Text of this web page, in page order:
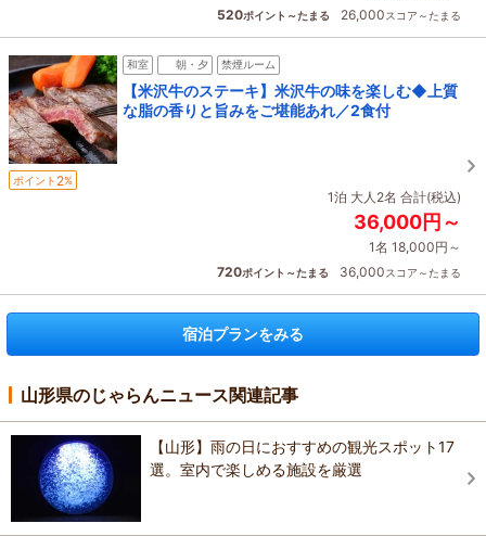
520ポイント～たまる 26,000スコア～たまる
和室 朝・夕 禁煙ルーム
【米沢牛のステーキ】米沢牛の味を楽しむ◆上質
な脂の香りと旨みをご堪能あれ／2食付
ポイント 2%
1泊 大人2名 合計(税込)
36,000円～
1名 18,000円～
720ポイント～たまる 36,000スコア～たまる
宿泊プランをみる
山形県のじゃらんニュース関連記事
【山形】雨の日におすすめの観光スポット17
選。室内で楽しめる施設を厳選